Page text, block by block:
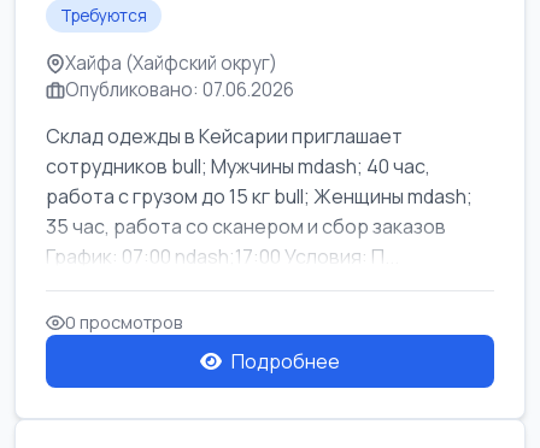
Требуются
Хайфа (Хайфский округ)
Опубликовано: 07.06.2026
Склад одежды в Кейсарии приглашает
сотрудников bull; Мужчины mdash; 40 час,
работа с грузом до 15 кг bull; Женщины mdash;
35 час, работа со сканером и сбор заказов
График: 07:00 ndash;17:00 Условия: П...
0 просмотров
Подробнее